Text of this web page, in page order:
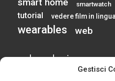
Gestisci
smart home smartwatch
tutorial vedere film in
wearables web
calendario